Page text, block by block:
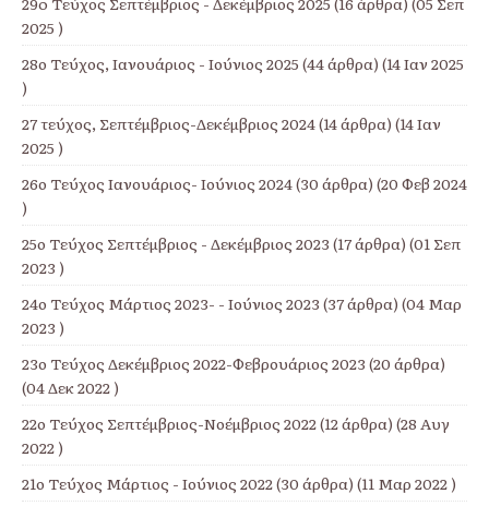
2025 )
28ο Τεύχος, Ιανουάριος - Ιούνιος 2025 (44 άρθρα) (14 Ιαν 2025
)
27 τεύχος, Σεπτέμβριος-Δεκέμβριος 2024(14 άρθρα) (14 Ιαν
2025 )
26ο Τεύχος Ιανουάριος- Ιούνιος 2024(30 άρθρα) (20 Φεβ 2024
)
25ο Τεύχος Σεπτέμβριος - Δεκέμβριος 2023 (17 άρθρα) (01 Σεπ
2023 )
24ο Τεύχος Μάρτιος 2023- - Ιούνιος 2023 (37 άρθρα) (04 Μαρ
2023 )
23ο Τεύχος Δεκέμβριος 2022-Φεβρουάριος 2023 (20 άρθρα)
(04 Δεκ 2022 )
22ο Τεύχος Σεπτέμβριος-Νοέμβριος 2022(12 άρθρα) (28 Αυγ
2022 )
21ο Τεύχος Μάρτιος - Ιούνιος 2022(30 άρθρα) (11 Μαρ 2022 )